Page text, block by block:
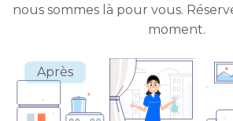
nous sommes là pour vous.
moment.